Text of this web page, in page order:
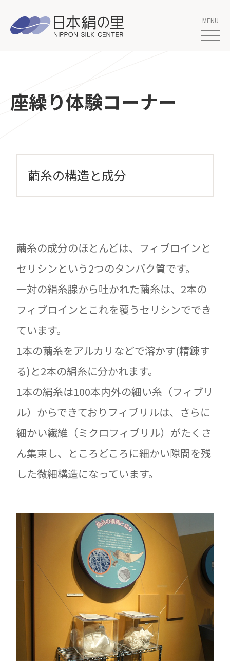
座繰り体験コーナー
繭糸の構造と成分
繭糸の成分のほとんどは、フィブロインと
セリシンという2つのタンパク質です。
一対の絹糸腺から吐かれた繭糸は、2本の
フィブロインとこれを覆うセリシンででき
ています。
1本の繭糸をアルカリなどで溶かす(精錬す
る)と2本の絹糸に分かれます。
1本の絹糸は100本内外の細い糸（フィブリ
ル）からできておりフィブリルは、さらに
細かい繊維（ミクロフィブリル）がたくさ
ん集束し、ところどころに細かい隙間を残
した微細構造になっています。